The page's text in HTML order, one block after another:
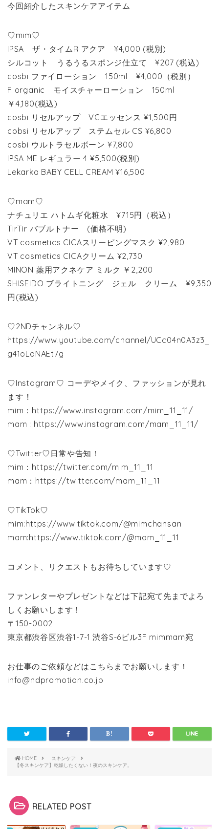
今回紹介したスキンケアアイテム
♡mim♡
IPSA ザ・タイムR アクア ¥4,000 (税別)
シルコット うるうるスポンジ仕立て ¥207 (税込)
cosbi ファイローション 150ml ¥4,000（税別）
F organic モイスチャーローション 150ml
￥4,180(税込)
cosbi リセルアップ VCエッセンス ¥1,500円
cobsi リセルアップ ステムセル CS ¥6,800
cosbi ウルトラセルボーン ¥7,800
IPSA ME レギュラー 4 ¥5,500(税別)
Lekarka BABY CELL CREAM ¥16,500
♡mam♡
ナチュリエ ハトムギ化粧水 ¥715円（税込）
TirTir バブルトナー (価格不明)
VT cosmetics CICAスリーピングマスク ¥2,980
VT cosmetics CICAクリーム ¥2,730
MINON 薬用アクネケア ミルク ￥2,200
SHISEIDO ブライトニング ジェル クリーム ¥9,350
円(税込)
♡2NDチャンネル♡
https://www.youtube.com/channel/UCc04n0A3z3_
g41oLoNAEt7g
♡Instagram♡ コーデやメイク、ファッションが見れ
ます！
mim：https://www.instagram.com/mim_11_11/
mam : https://www.instagram.com/mam_11_11/
♡Twitter♡日常や告知！
mim：https://twitter.com/mim_11_11
mam：https://twitter.com/mam_11_11
♡TikTok♡
mim:https://www.tiktok.com/@mimchansan
mam:https://www.tiktok.com/@mam_11_11
コメント、リクエストもお待ちしています♡
ファンレターやプレゼントなどは下記宛て先までよろ
しくお願いします！
〒150-0002
東京都渋谷区渋谷1-7-1 渋谷S-6ビル3F mimmam宛
お仕事のご依頼などはこちらまでお願いします！
info@ndpromotion.co.jp
HOME
スキンケア
【冬スキンケア】乾燥したくない！夜のスキンケア。
RELATED POST